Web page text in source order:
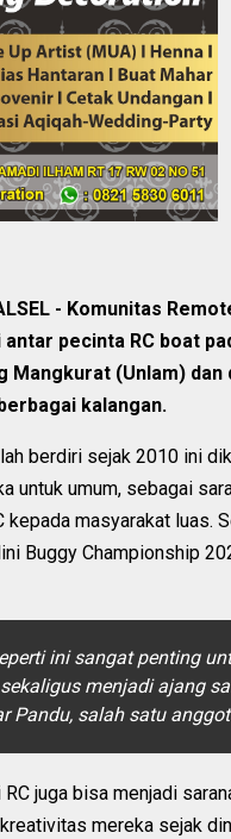
- Komunitas
pecinta RC boat
Mangkurat (Unlam)
kalangan.
berdiri sejak 2010 ini
untuk umum, sebagai
kepada masyarakat luas.
Buggy Championship
ini sangat penting
sekaligus menjadi ajang
Pandu, salah satu
RC juga bisa menjadi
mereka sejak